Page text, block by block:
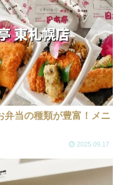
弁当の種類が豊富！メニ
2025.09.17